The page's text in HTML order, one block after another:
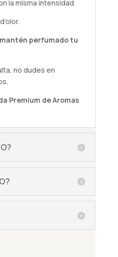
la misma intensidad.
perfumado tu
, no dudes en
Premium de Aromas